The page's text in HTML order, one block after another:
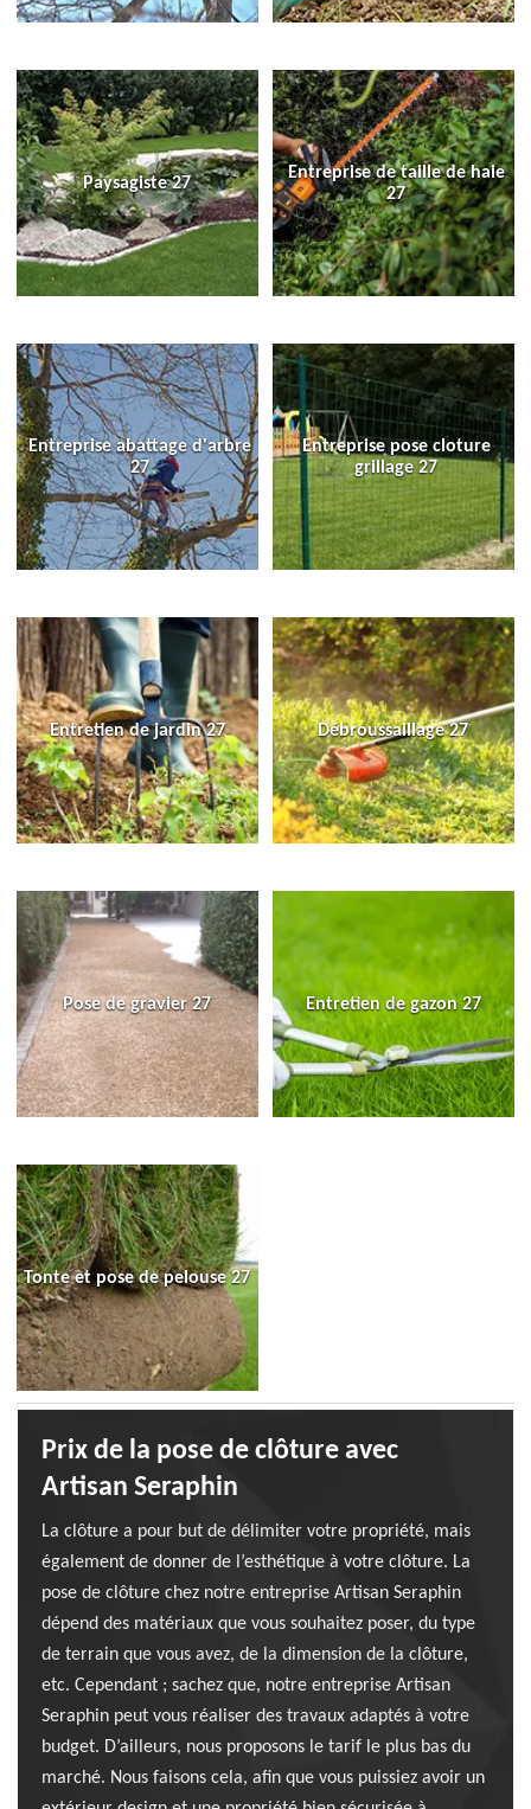
Paysagiste 27
Entreprise de taille de haie
27
Entreprise abattage d'arbre
27
Entreprise pose cloture
grillage 27
Entretien de jardin 27 Débroussaillage 27
Pose de gravier 27 Entretien de gazon 27
Tonte et pose de pelouse 27
Prix de la pose de clôture avec
Artisan Seraphin
La clôture a pour but de délimiter votre propriété, mais
également de donner de l’esthétique à votre clôture. La
pose de clôture chez notre entreprise Artisan Seraphin
dépend des matériaux que vous souhaitez poser, du type
de terrain que vous avez, de la dimension de la clôture,
etc. Cependant ; sachez que, notre entreprise Artisan
Seraphin peut vous réaliser des travaux adaptés à votre
budget. D’ailleurs, nous proposons le tarif le plus bas du
marché. Nous faisons cela, afin que vous puissiez avoir un